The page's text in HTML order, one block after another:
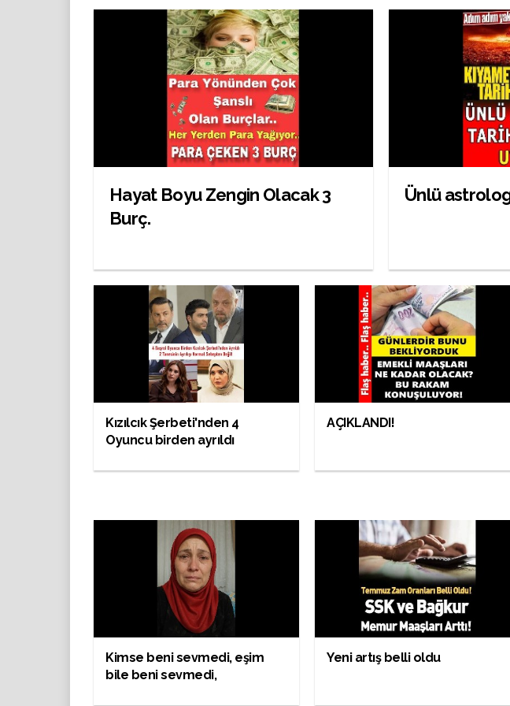
Hayat Boyu Zengin Olacak 3
Burç.
Ünlü
Kızılcık Şerbeti'nden 4
Oyuncu birden ayrıldı
AÇIKLANDI!
Kimse beni sevmedi, eşim
bile beni sevmedi,
Yeni artış belli oldu